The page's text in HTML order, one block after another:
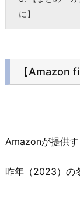
に】
【Amazon
Amazonが提供す
昨年（2023）の